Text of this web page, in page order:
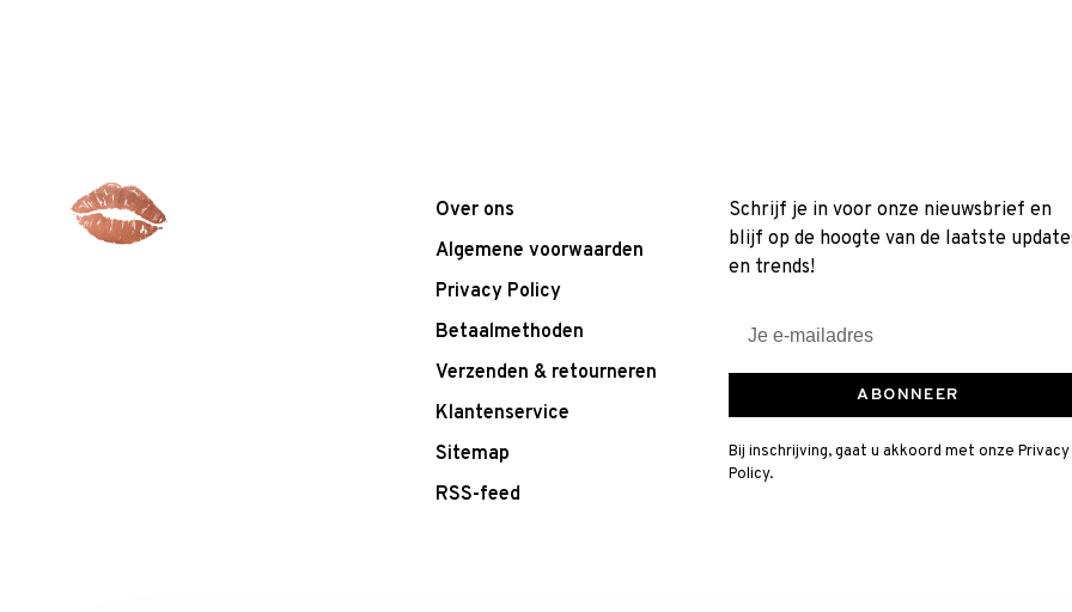
Over ons
Algemene voorwaarden
Privacy Policy
Betaalmethoden
Verzenden & retourneren
Klantenservice
Sitemap
RSS-feed
Schrijf je in voor onze nieuwsbrief en
blijf op de hoogte van de laatste
en trends!
ABONNEER
Bij inschrijving, gaat u akkoord met onze Privacy
Policy.